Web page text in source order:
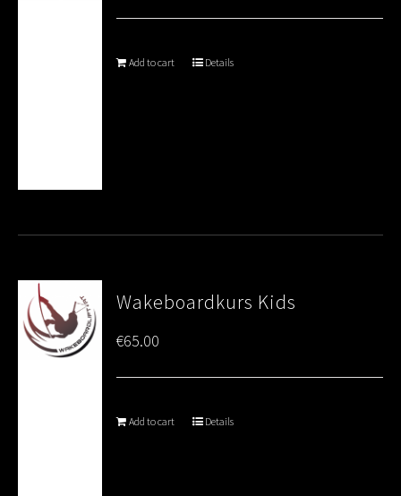
Add to cart Details
Wakeboardkurs Kids
€65.00
Add to cart Details